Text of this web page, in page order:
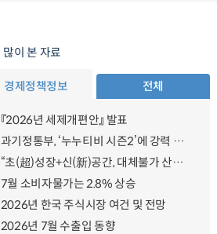
많이 본 자료
경제정책정보 전체
『2026년 세제개편안』 발표
과기정통부, ‘누누티비 시즌2’에 강력 대응 의지 밝혀
“초(超)성장+신(新)공간, 대체불가 산업강국”
7월 소비자물가는 2.8% 상승
2026년 한국 주식시장 여건 및 전망
2026년 7월 수출입 동향